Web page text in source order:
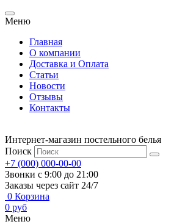
Меню
Главная
О компании
Доставка и Оплата
Статьи
Новости
Отзывы
Контакты
Интернет-магазин постельного белья
Поиск
+7 (000) 000-00-00
Звонки с 9:00 до 21:00
Заказы через сайт 24/7
0 Корзина
0 руб
Меню